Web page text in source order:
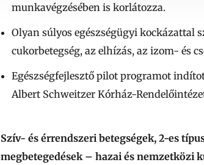
munkavégzésében is korlátozza.
Olyan súlyos egészségügyi kockázattal
cukorbetegség, az elhízás, az izom- és
Egészségfejlesztő pilot programot
Albert Schweitzer Kórház-
Szív- és érrendszeri betegségek, 2-es
megbetegedések – hazai és nemzetközi